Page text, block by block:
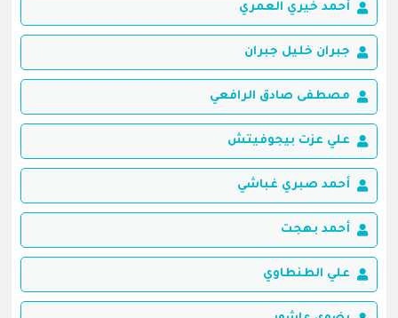
أحمد خيري العمري
جبران خليل جبران
مصطفى صادق الرافعي
علي عزت بيجوفيتش
أحمد صبري غباشي
أحمد بهجت
علي الطنطاوي